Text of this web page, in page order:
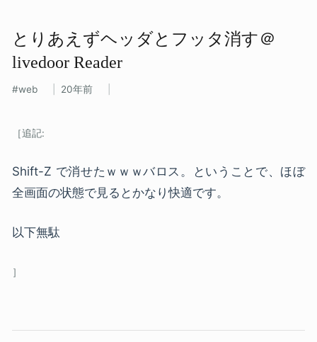
とりあえずヘッダと​フッタ消す＠
livedoor Reader
web 20年前
Shift-Z で消せたｗｗｗバロス。ということで、ほぼ
全画面の状態で見るとかなり快適です。
以下無駄